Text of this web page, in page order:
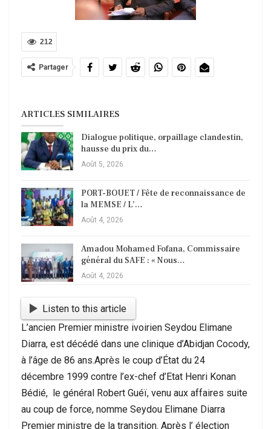
212
Partager
ARTICLES SIMILAIRES
Dialogue politique, orpaillage clandestin,
hausse du prix du…
Août 5, 2026
PORT-BOUET / Fête de reconnaissance de
la MEMSE / L’…
Août 4, 2026
Amadou Mohamed Fofana, Commissaire
général du SAFE : « Nous…
Août 4, 2026
Listen to this article
L’ancien Premier ministre ivoirien Seydou Elimane
Diarra, est décédé dans une clinique d’Abidjan Cocody,
à l’âge de 86 ans.Après le coup d’État du 24
décembre 1999 contre l’ex-chef d’Etat Henri Konan
Bédié, le général Robert Guéï, venu aux affaires suite
au coup de force, nomme Seydou Elimane Diarra
Premier ministre de la transition. Après l’ élection